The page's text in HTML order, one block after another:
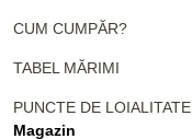
CUM CUMPĂR?
TABEL MĂRIMI
PUNCTE DE LOIALITATE
Magazin